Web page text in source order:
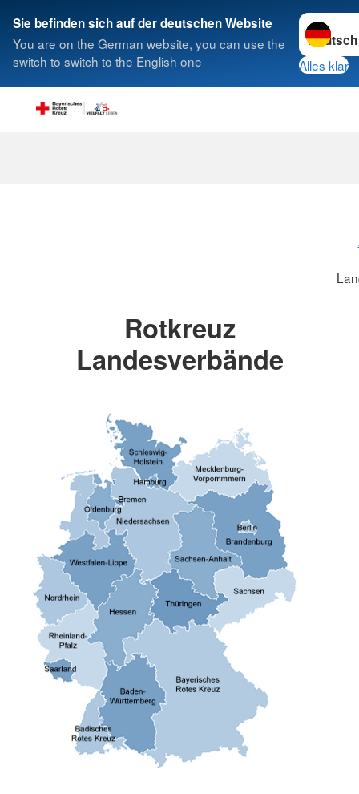
Sie befinden sich auf der deutschen Website
You are on the German website, you can use the
switch to switch to the English one
Sprache
Alles klar
Suche
Rotkreuz
Landesverbände